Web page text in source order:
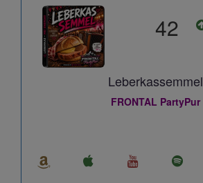
42
Leberkassemmel
FRONTAL PartyPur